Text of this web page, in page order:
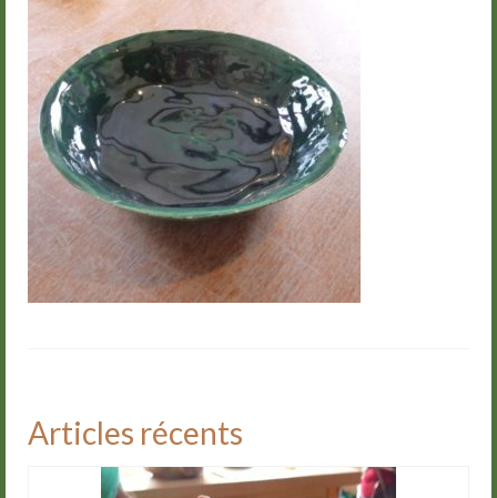
Cours de poterie
Groupes
Livre d’or
Contact
Articles récents